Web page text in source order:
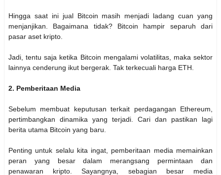
Hingga saat ini jual Bitcoin masih menjadi ladang cuan yang
menjanjikan. Bagaimana tidak? Bitcoin hampir separuh dari
pasar aset kripto.
Jadi, tentu saja ketika Bitcoin mengalami volatilitas, maka sektor
lainnya cenderung ikut bergerak. Tak terkecuali harga ETH.
2. Pemberitaan Media
Sebelum membuat keputusan terkait perdagangan Ethereum,
pertimbangkan dinamika yang terjadi. Cari dan pastikan lagi
berita utama Bitcoin yang baru.
Penting untuk selalu kita ingat, pemberitaan media memainkan
peran yang besar dalam merangsang permintaan dan
penawaran kripto. Sayangnya, sebagian besar media